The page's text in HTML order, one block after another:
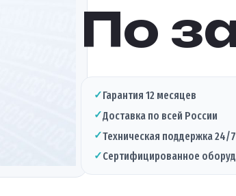
По
✓Гарантия 12 месяцев
✓Доставка по всей России
✓Техническая поддержка 24/7
✓Сертифицированное